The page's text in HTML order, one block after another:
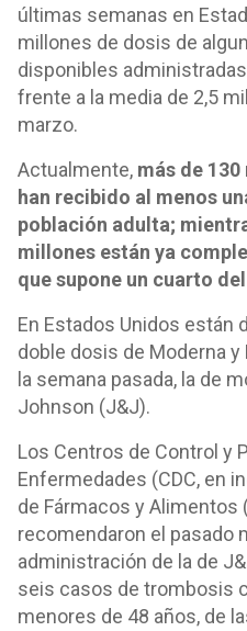
últimas semanas en
millones de dosis de
disponibles
frente a la media de 2,5
marzo.
Actualmente, más de
han recibido al menos
población adulta;
millones están ya
que supone un cuarto
En Estados Unidos están
doble dosis de Moderna
la semana pasada, la de
Johnson (J&J).
Los Centros de Control y
Enfermedades (CDC, en
de Fármacos y Alimentos
recomendaron el pasado
administración de la de
seis casos de trombosis
menores de 48 años, de